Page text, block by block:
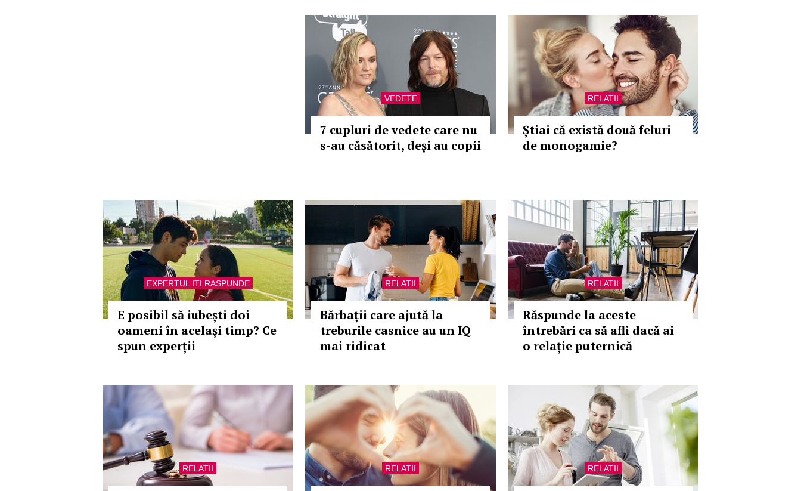
VEDETE
7 cupluri de vedete care nu
s-au căsătorit, deși au copii
RELATII
Știai că există două feluri
de monogamie?
EXPERTUL ITI RASPUNDE
E posibil să iubești doi
oameni în același timp? Ce
spun experții
RELATII
Bărbații care ajută la
treburile casnice au un IQ
mai ridicat
RELATII
Răspunde la aceste
întrebări ca să afli dacă ai
o relație puternică
RELATII RELATII RELATII